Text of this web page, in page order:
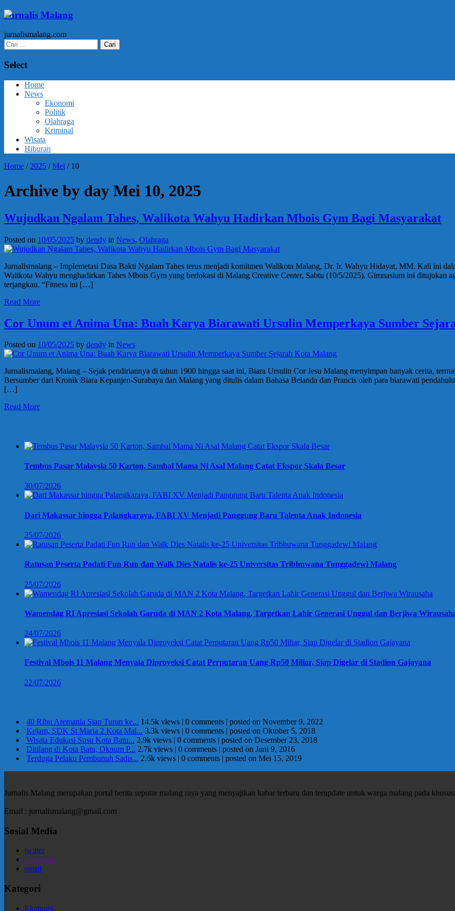
Jurnalis Malang
jurnalismalang.com
Cari
untuk:
Select
Home
News
Ekonomi
Politik
Olahraga
Kriminal
Wisata
Hiburan
Home / 2025 /Mei / 10
Archive by day Mei 10, 2025
Wujudkan Ngalam Tahes, Walikota Wahyu Hadirkan Mbois Gym Bagi Masyarakat
Posted on 10/05/2025 by dendy in News, Olahraga
Jurnalismalang – Implemetasi Dasa Bakti Ngalam Tahes terus menjadi komitmen Walikota Malang, Dr. Ir. Wahyu Hidayat, MM. Kali ini
Walikota Wahyu menghadirkan Tahes Mbois Gym yang berlokasi di Malang Creative Center, Sabtu (10/5/2025). Gimnasium ini ditujukan
terjangkau. “Fitness ini […]
Read More
Cor Unum et Anima Una: Buah Karya Biarawati Ursulin Memperkaya Sumber
Posted on 10/05/2025 by dendy in News
Jurnalismalang, Malang – Sejak pendiriannya di tahun 1900 hingga saat ini, Biara Ursulin Cor Jesu Malang menyimpan banyak cerita,
Bersumber dari Kronik Biara Kepanjen-Surabaya dan Malang yang ditulis dalam Bahasa Belanda dan Prancis oleh para biarawati
[…]
Read More
Tembus Pasar Malaysia 50 Karton, Sambal Mama Ni Asal Malang Catat Ekspor Skala Besar
30/07/2026
Dari Makassar hingga Palangkaraya, FABI XV Menjadi Panggung Baru Talenta Anak Indonesia
25/07/2026
Ratusan Peserta Padati Fun Run dan Walk Dies Natalis ke-25 Universitas Tribhuwana Tunggadewi Malang
25/07/2026
Wamendag RI Apresiasi Sekolah Garuda di MAN 2 Kota Malang, Targetkan Lahir Generasi Unggul dan Berjiwa
24/07/2026
Festival Mbois 11 Malang Menyala Diproyeksi Catat Perputaran Uang Rp50 Miliar, Siap Digelar di Stadion Gajayana
22/07/2026
40 Ribu Aremania Siap Turun ke... 14.5k views | 0 comments | posted on November 9, 2022
Kejam, SDK St Maria 2 Kota Mal... 3.3k views | 0 comments | posted on Oktober 5, 2018
Wisata Edukasi Susu Kota Batu... 2.9k views | 0 comments | posted on Desember 23, 2018
Ditilang di Kota Batu, Oknum P... 2.7k views | 0 comments | posted on Juni 9, 2016
Terduga Pelaku Pembunuh Sadis... 2.6k views | 0 comments | posted on Mei 15, 2019
Jurnalis Malang merupakan portal berita seputar malang raya yang menyajikan kabar terbaru dan terupdate untuk warga malang pada
Email : jurnalismalang@gmail.com
Sosial Media
twitter
instagram
email
Kategori
Ekonomi